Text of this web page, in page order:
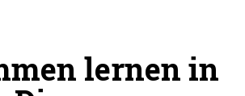
lernen in